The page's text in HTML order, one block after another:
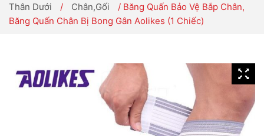
Thân Dưới
/ Chân,Gối
/ Băng Quấn Bảo Vệ Bắp Chân,
Băng Quấn Chân Bị Bong Gân Aolikes (1 Chiếc)